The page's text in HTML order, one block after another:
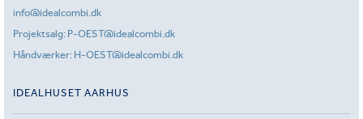
info@idealcombi.dk
Projektsalg: P-OEST@idealcombi.dk
Håndværker: H-OEST@idealcombi.dk
IDEALHUSET AARHUS